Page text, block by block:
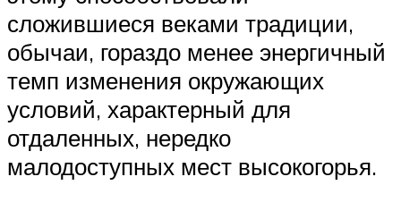
сложившиеся веками традиции,
обычаи, гораздо менее энергичный
темп изменения окружающих
условий, характерный для
отдаленных, нередко
малодоступных мест высокогорья.